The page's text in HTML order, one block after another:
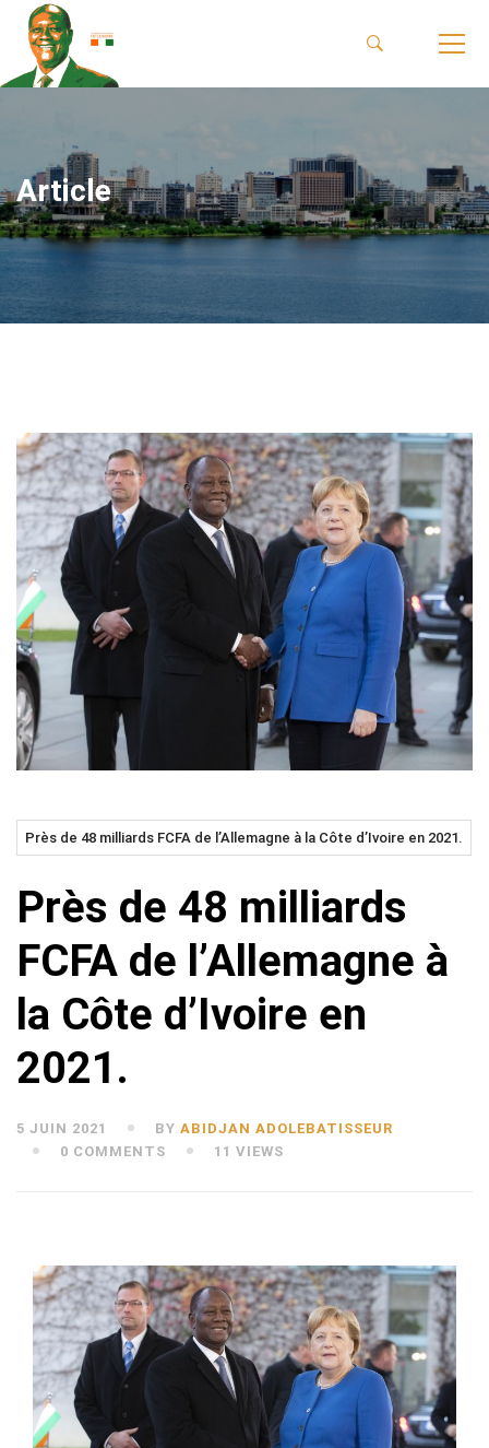
Article
Près de 48 milliards FCFA de l’Allemagne à la Côte d’Ivoire en 2021.
Près de 48 milliards
FCFA de l’Allemagne à
la Côte d’Ivoire en
2021.
5 JUIN 2021 BY ABIDJAN ADOLEBATISSEUR
0 COMMENTS
11 VIEWS